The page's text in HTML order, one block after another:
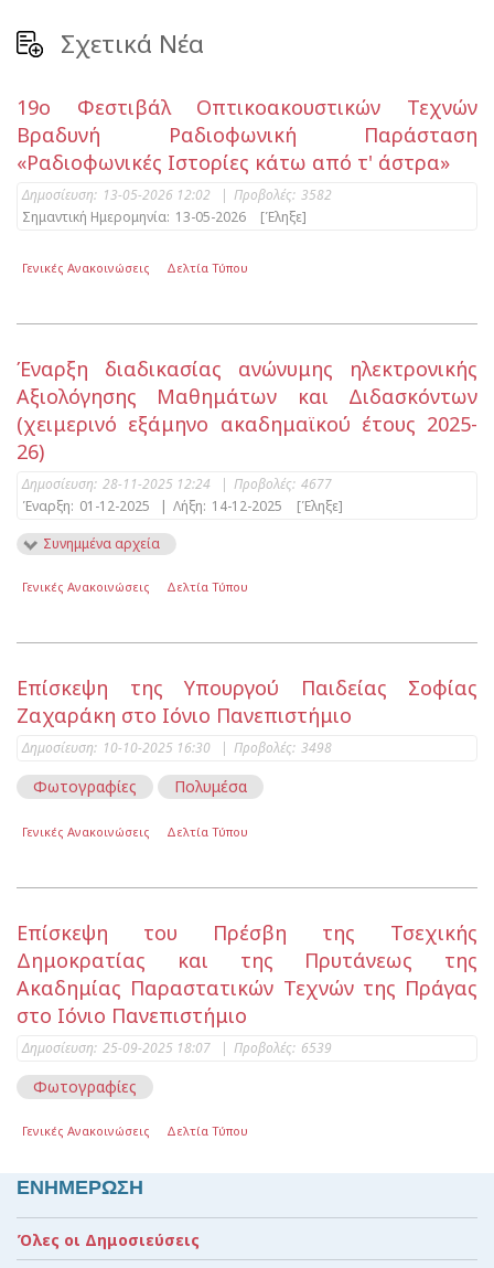
Σχετικά Νέα
19ο Φεστιβάλ Οπτικοακουστικών Τεχνών
Bραδυνή Ραδιοφωνική Παράσταση
«Ραδιοφωνικές Ιστορίες κάτω από τ' άστρα»
Δημοσίευση: 13-05-2026 12:02 | Προβολές: 3582
Σημαντική Ημερομηνία: 13-05-2026 [Έληξε]
Γενικές Ανακοινώσεις Δελτία Τύπου
Έναρξη διαδικασίας ανώνυμης ηλεκτρονικής
Αξιολόγησης Μαθημάτων και Διδασκόντων
(χειμερινό εξάμηνο ακαδημαϊκού έτους 2025-
26)
Δημοσίευση: 28-11-2025 12:24 | Προβολές: 4677
Έναρξη: 01-12-2025 | Λήξη: 14-12-2025
[Έληξε]
Συνημμένα αρχεία
Γενικές Ανακοινώσεις Δελτία Τύπου
Επίσκεψη της Υπουργού Παιδείας Σοφίας
Ζαχαράκη στο Ιόνιο Πανεπιστήμιο
Δημοσίευση: 10-10-2025 16:30 | Προβολές: 3498
Φωτογραφίες Πολυμέσα
Γενικές Ανακοινώσεις Δελτία Τύπου
Επίσκεψη του Πρέσβη της Τσεχικής
Δημοκρατίας και της Πρυτάνεως της
Ακαδημίας Παραστατικών Τεχνών της Πράγας
στο Ιόνιο Πανεπιστήμιο
Δημοσίευση: 25-09-2025 18:07 | Προβολές: 6539
Φωτογραφίες
Γενικές Ανακοινώσεις Δελτία Τύπου
ΕΝΗΜΕΡΩΣΗ
Όλες οι Δημοσιεύσεις